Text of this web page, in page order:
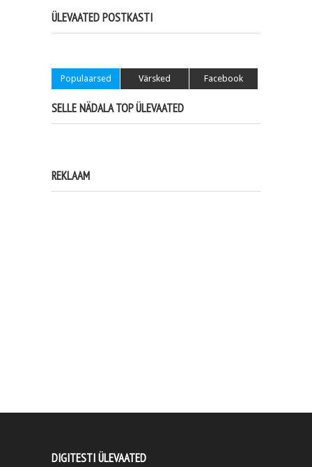
ÜLEVAATED POSTKASTI
Populaarsed Värsked Facebook
SELLE NÄDALA TOP ÜLEVAATED
REKLAAM
DIGITESTI ÜLEVAATED